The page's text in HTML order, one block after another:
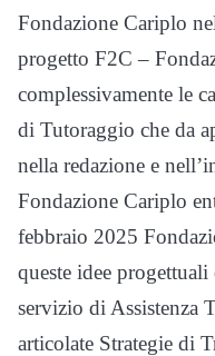
Fondazione Cariplo
progetto F2C –
complessivamente le
di Tutoraggio che da
nella redazione e
Fondazione Cariplo
febbraio 2025
queste idee progettuali
servizio di Assistenza
articolate Strategie di